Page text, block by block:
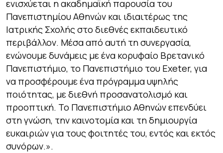
ενισχύεται η ακαδημαϊκή παρουσία του
Πανεπιστημίου Αθηνών και ιδιαιτέρως της
Ιατρικής Σχολής στο διεθνές εκπαιδευτικό
περιβάλλον. Μέσα από αυτή τη συνεργασία,
ενώνουμε δυνάμεις με ένα κορυφαίο Βρετανικό
Πανεπιστήμιο, το Πανεπιστήμιο του Exeter, για
να προσφέρουμε ένα πρόγραμμα υψηλής
ποιότητας, με διεθνή προσανατολισμό και
προοπτική. Το Πανεπιστήμιο Αθηνών επενδύει
στη γνώση, την καινοτομία και τη δημιουργία
ευκαιριών για τους φοιτητές του, εντός και εκτός
συνόρων.».